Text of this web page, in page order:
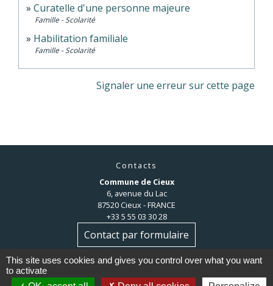
Curatelle d'une personne majeure
Famille - Scolarité
Habilitation familiale
Famille - Scolarité
Signaler une erreur sur cette page
Contacts
Commune de Cieux
6, avenue du Lac
87520 Cieux - FRANCE
+33 5 55 03 30 28
Contact par formulaire
This site uses cookies and gives you control over what you want
to activate